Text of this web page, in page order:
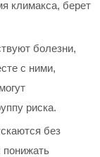
климакса, берет
болезни,
с ними,
риска.
без
понижать